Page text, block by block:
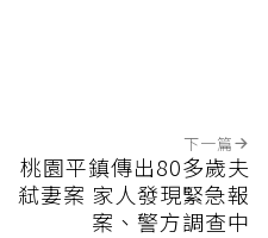
下一篇
桃園平鎮傳出80多歲夫
弒妻案 家人發現緊急報
案、警方調查中